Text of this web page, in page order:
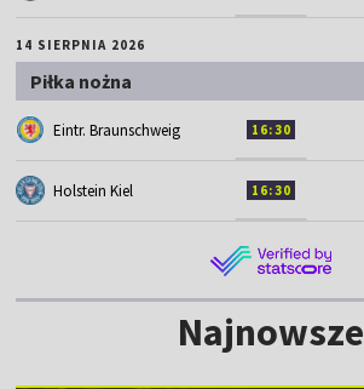
14 SIERPNIA 2026
Piłka nożna
Eintr. Braunschweig 16:30
Holstein Kiel 16:30
Najnowsze